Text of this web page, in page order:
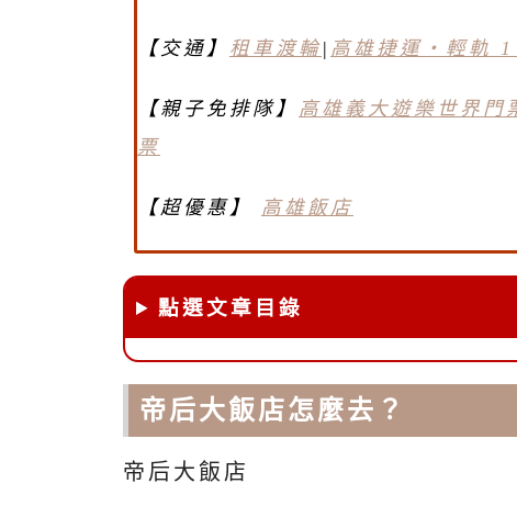
【交通】 租車渡輪| 高雄捷運・輕軌
【親子免排隊】 高雄義大遊樂世界門
票
【超優惠】 高雄飯店
點選文章目錄
帝后大飯店怎麼去？
帝后大飯店